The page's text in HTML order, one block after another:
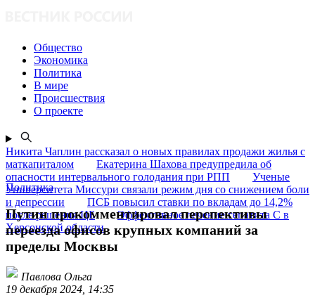
Общество
Экономика
Политика
В мире
Происшествия
О проекте
Никита Чаплин рассказал о новых правилах продажи жилья с
маткапиталом
Екатерина Шахова предупредила об
опасности интервального голодания при РПП
Ученые
Университета Миссури связали режим дня со снижением боли
и депрессии
ПСБ повысил ставки по вкладам до 14,2%
после решения ЦБ
Эффективное лечение гепатита C в
Херсонской области
Политика
Путин прокомментировал перспективы
переезда офисов крупных компаний за
пределы Москвы
Павлова Ольга
19 декабря 2024, 14:35